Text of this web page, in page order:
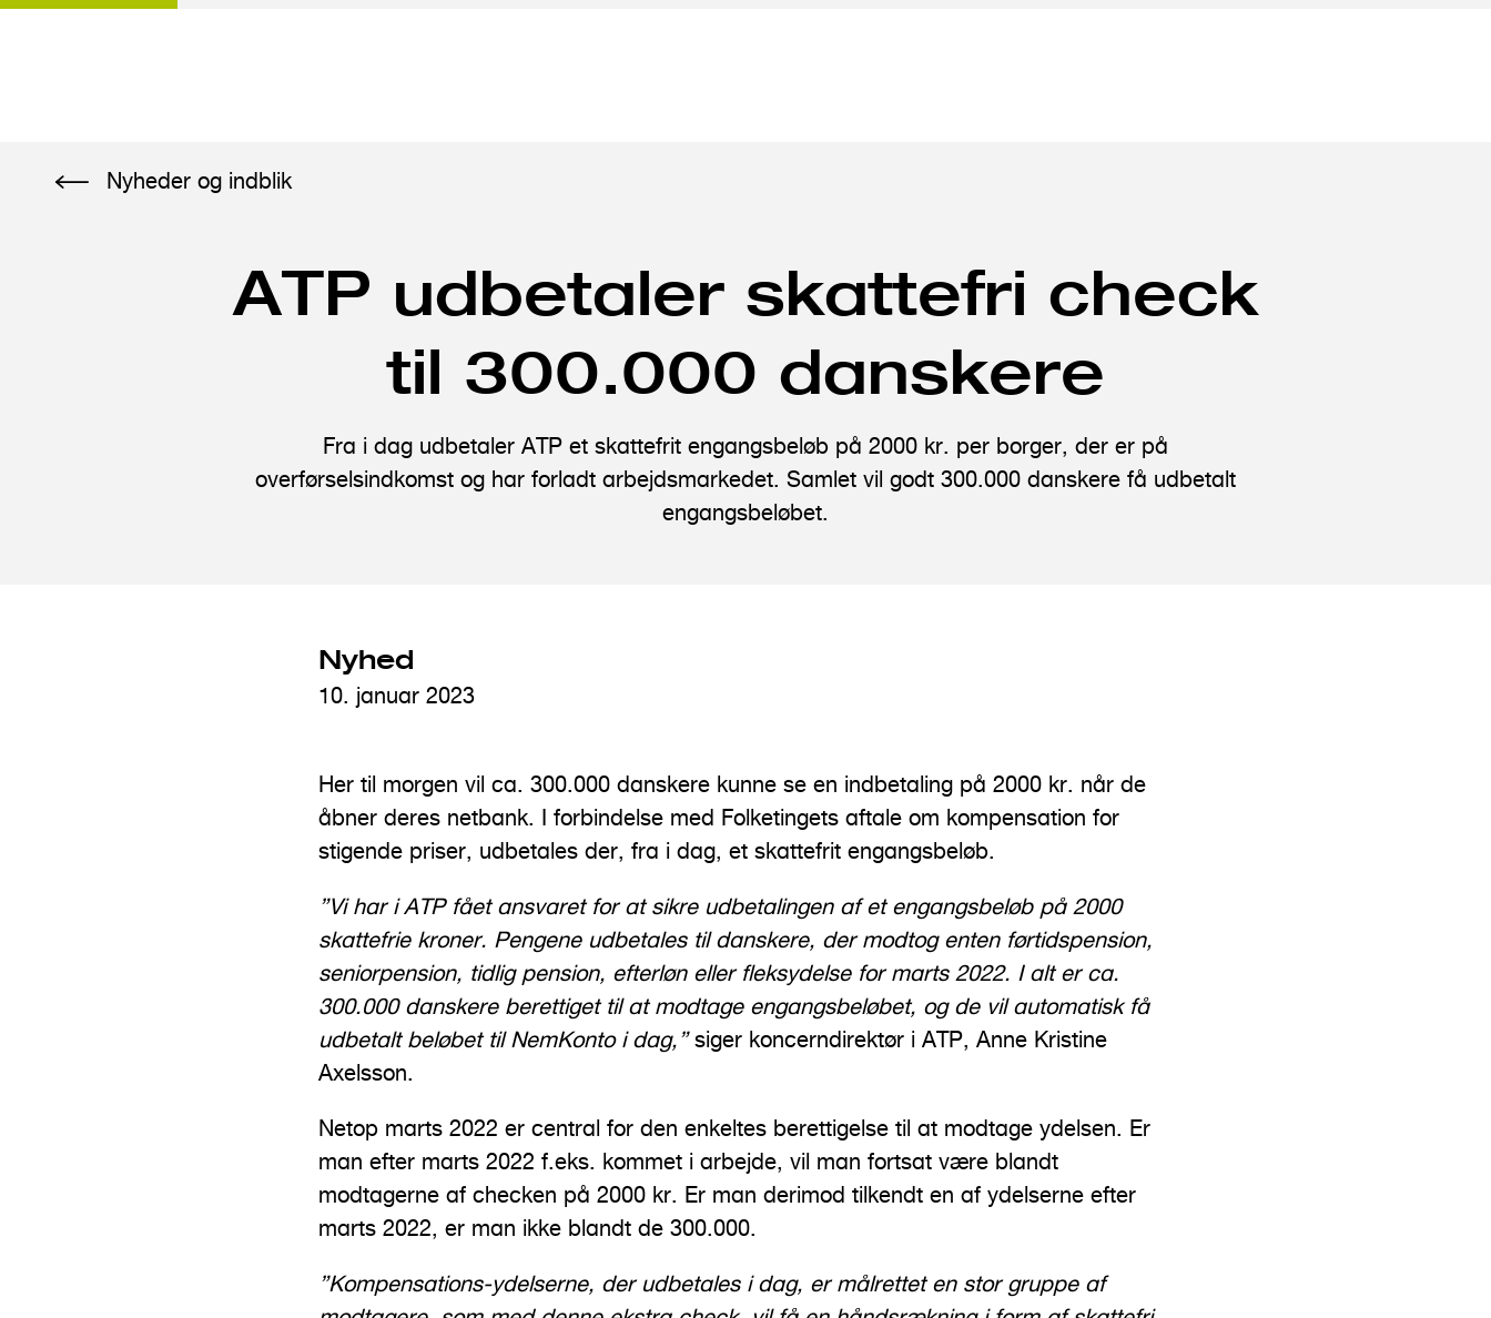
Nyheder og indblik
ATP udbetaler skattefri check
til 300.000 danskere
Fra i dag udbetaler ATP et skattefrit engangsbeløb på 2000 kr. per borger, der er på
overførselsindkomst og har forladt arbejdsmarkedet. Samlet vil godt 300.000 danskere få udbetalt
engangsbeløbet.
Nyhed
10. januar 2023
Her til morgen vil ca. 300.000 danskere kunne se en indbetaling på 2000 kr. når de
åbner deres netbank. I forbindelse med Folketingets aftale om kompensation for
stigende priser, udbetales der, fra i dag, et skattefrit engangsbeløb.
”Vi har i ATP fået ansvaret for at sikre udbetalingen af et engangsbeløb på 2000
skattefrie kroner. Pengene udbetales til danskere, der modtog enten førtidspension,
seniorpension, tidlig pension, efterløn eller fleksydelse for marts 2022. I alt er ca.
300.000 danskere berettiget til at modtage engangsbeløbet, og de vil automatisk få
udbetalt beløbet til NemKonto i dag,”siger koncerndirektør i ATP, Anne Kristine
Axelsson.
Netop marts 2022 er central for den enkeltes berettigelse til at modtage ydelsen. Er
man efter marts 2022 f.eks. kommet i arbejde, vil man fortsat være blandt
modtagerne af checken på 2000 kr. Er man derimod tilkendt en af ydelserne efter
marts 2022, er man ikke blandt de 300.000.
”Kompensations-ydelserne, der udbetales i dag, er målrettet en stor gruppe af